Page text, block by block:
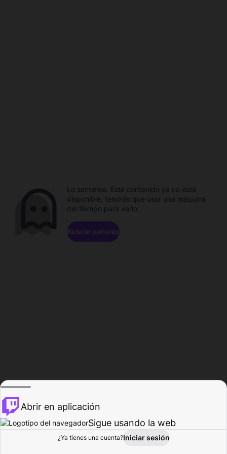
Explorar Actividad
Lo sentimos. Este contenido ya no está
disponible, tendrás que usar una máquina
del tiempo para verlo.
Buscar canales
Abrir en aplicación
Sigue usando la web
¿Ya tienes una cuenta?Iniciar sesión